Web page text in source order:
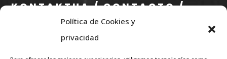
Política de Cookies y
privacidad
KONTAKTUA / CONTACTO /
CONTACT